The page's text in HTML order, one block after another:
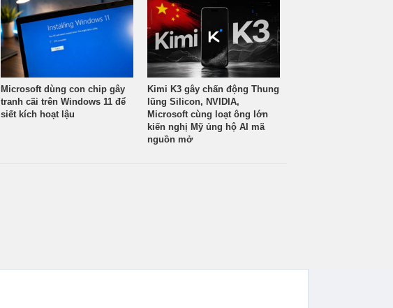
Microsoft dùng con chip gây
tranh cãi trên Windows 11 để
siết kích hoạt lậu
Kimi K3 gây chấn động Thung
lũng Silicon, NVIDIA,
Microsoft cùng loạt ông lớn
kiến nghị Mỹ ủng hộ AI mã
nguồn mở